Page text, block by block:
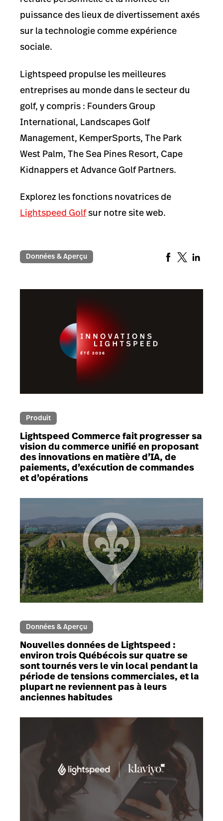
puissance des lieux de divertissement axés
sur la technologie comme expérience
sociale.
Lightspeed propulse les meilleures
entreprises au monde dans le secteur du
golf, y compris : Founders Group
International, Landscapes Golf
Management, KemperSports, The Park
West Palm, The Sea Pines Resort, Cape
Kidnappers et Advance Golf Partners.
Explorez les fonctions novatrices de
Lightspeed Golfsur notre site web.
Données & Aperçu
Produit
Lightspeed Commerce fait progresser sa
vision du commerce unifié en proposant
des innovations en matière d’IA, de
paiements, d’exécution de commandes
et d’opérations
Données & Aperçu
Nouvelles données de Lightspeed :
environ trois Québécois sur quatre se
sont tournés vers le vin local pendant la
période de tensions commerciales, et la
plupart ne reviennent pas à leurs
anciennes habitudes